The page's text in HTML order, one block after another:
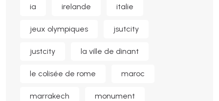
ia irelande italie
jeux olympiques jsutcity
justcity la ville de dinant
le colisée de rome maroc
marrakech monument